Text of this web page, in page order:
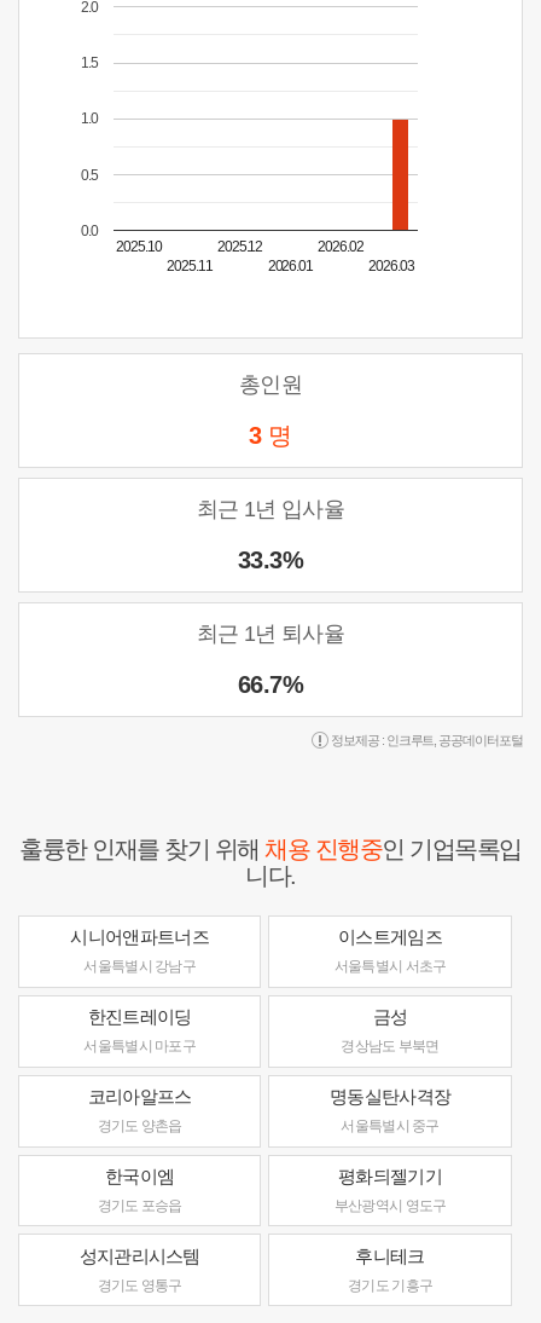
2025.10
2025.11
2025.12
2026.01
2026.02
2026.03
0.0
0.5
1.0
1.5
2.0
총인원
3 명
최근 1년 입사율
33.3%
최근 1년 퇴사율
66.7%
정보제공 : 인크루트 공공데이터포털
훌륭한 인재를 찾기 위해채용 진행중인 기업목록입
니다.
시니어앤파트너즈
서울특별시 강남구
이스트게임즈
서울특별시 서초구
한진트레이딩
서울특별시 마포구
금성
경상남도 부북면
코리아알프스
경기도 양촌읍
명동실탄사격장
서울특별시 중구
한국이엠
경기도 포승읍
평화듸젤기기
부산광역시 영도구
성지관리시스템
경기도 영통구
후니테크
경기도 기흥구